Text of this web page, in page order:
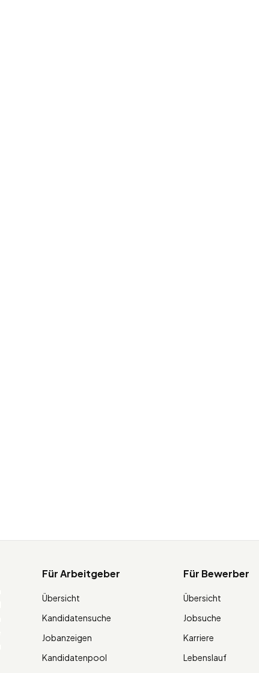
Für Arbeitgeber
Übersicht
Kandidatensuche
Jobanzeigen
Kandidatenpool
Für Bewerber
Übersicht
Jobsuche
Karriere
Lebenslauf